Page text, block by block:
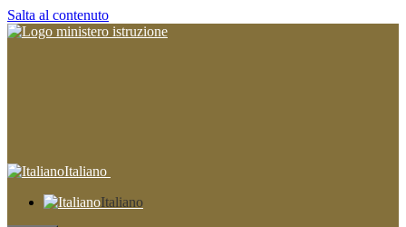
Salta al contenuto
Italiano
Italiano